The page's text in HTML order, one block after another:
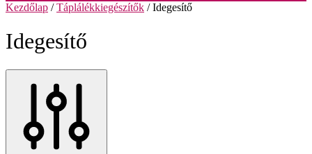
Kezdőlap /Táplálékkiegészítők /Idegesítő
Idegesítő